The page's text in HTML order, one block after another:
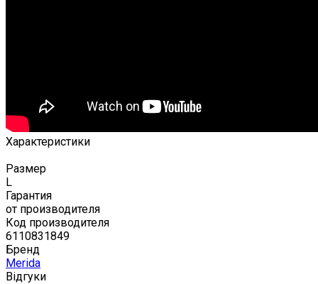
Характеристики
Размер
L
Гарантия
от производителя
Код производителя
6110831849
Бренд
Merida
Відгуки